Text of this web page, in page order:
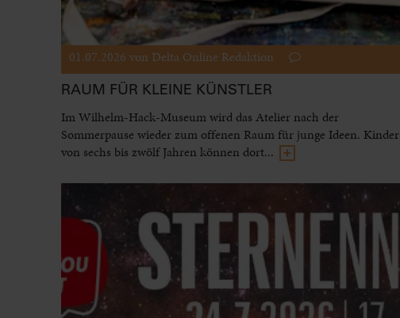
01.07.2026 von Delta Online Redaktion
RAUM FÜR KLEINE KÜNSTLER
Im Wilhelm-Hack-Museum wird das Atelier nach der
Sommerpause wieder zum offenen Raum für junge Ideen. Kinder
von sechs bis zwölf Jahren können dort...